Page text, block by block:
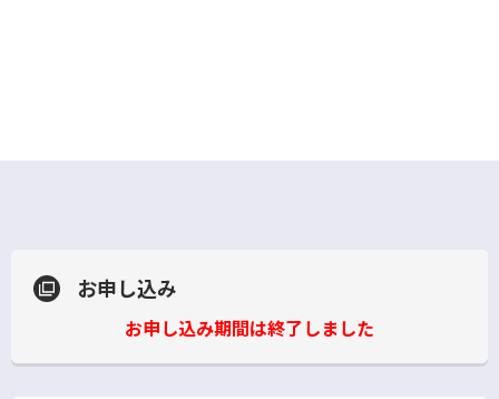
お申し込み
お申し込み期間は終了しました